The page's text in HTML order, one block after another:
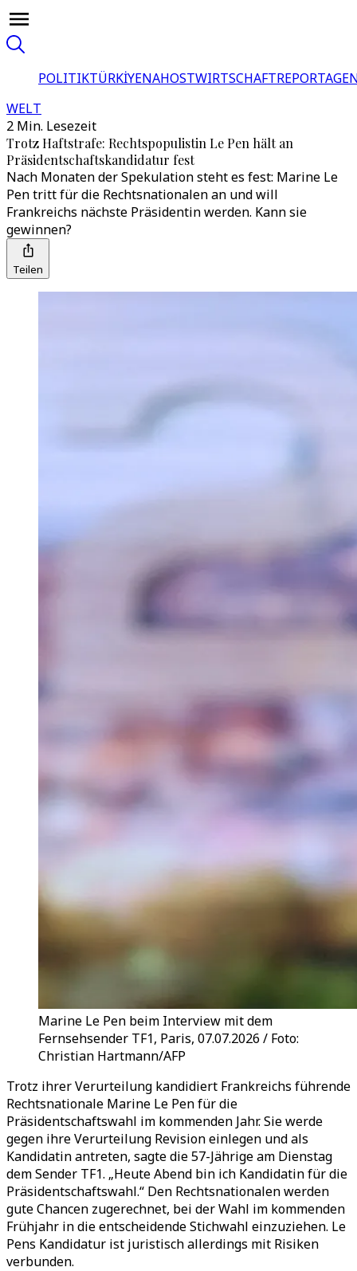
POLITIKTÜRKİYENAHOSTWIRTSCHAFT
WELT
2 Min. Lesezeit
Trotz Haftstrafe: Rechtspopulistin Le Pen hält an
Präsidentschaftskandidatur fest
Nach Monaten der Spekulation steht es fest: Marine Le
Pen tritt für die Rechtsnationalen an und will
Frankreichs nächste Präsidentin werden. Kann sie
gewinnen?
Teilen
Marine Le Pen beim Interview mit dem
Fernsehsender TF1, Paris, 07.07.2026 / Foto:
Christian Hartmann/AFP
Trotz ihrer Verurteilung kandidiert Frankreichs führende
Rechtsnationale Marine Le Pen für die
Präsidentschaftswahl im kommenden Jahr. Sie werde
gegen ihre Verurteilung Revision einlegen und als
Kandidatin antreten, sagte die 57-Jährige am Dienstag
dem Sender TF1. „Heute Abend bin ich Kandidatin für die
Präsidentschaftswahl.“ Den Rechtsnationalen werden
gute Chancen zugerechnet, bei der Wahl im kommenden
Frühjahr in die entscheidende Stichwahl einzuziehen. Le
Pens Kandidatur ist juristisch allerdings mit Risiken
verbunden.